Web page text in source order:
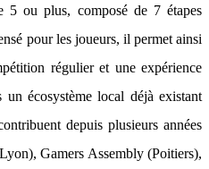
5 ou plus, composé de 7 étapes
pour les joueurs, il permet ainsi
régulier et une expérience
écosystème local déjà existant
depuis plusieurs années
Gamers Assembly (Poitiers),